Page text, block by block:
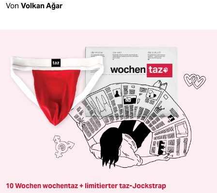
Von Volkan Ağar
10 Wochen wochentaz + limitierter taz-Jockstrap